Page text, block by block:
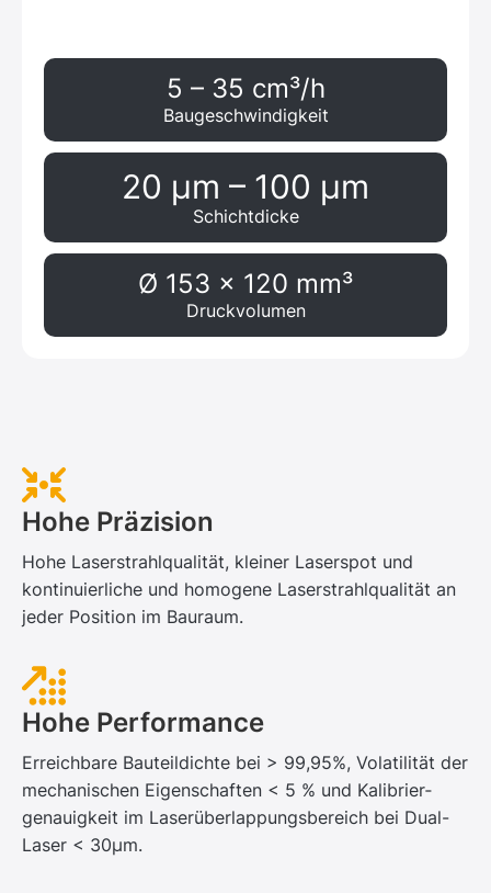
5 – 35 cm³/h
Baugeschwindigkeit
20 μm – 100 μm
Schichtdicke
Ø 153 x 120 mm³
Druckvolumen
Hohe Präzision
Hohe Laserstrahlqualität, kleiner Laserspot und
kontinuierliche und homogene Laserstrahlqualität an
jeder Position im Bauraum.
Hohe Performance
Erreichbare Bauteildichte bei > 99,95%, Volatilität der
mechanischen Eigenschaften < 5 % und Kalibrier­
genauigkeit im Laser­überlappungs­bereich bei Dual-
Laser < 30μm.